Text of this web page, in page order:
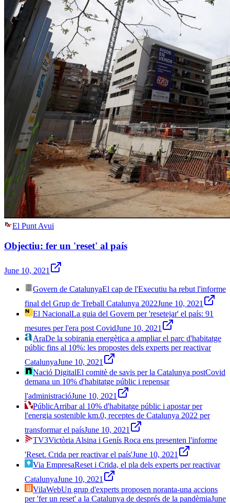
El Punt Avui
Objectiu: fer un 'reset' al país
June 10, 2021
Govern de CatalunyaEl cap de l'Executiu ha rebut l'informe
final del Grup de Treball Catalunya 2022June 10, 2021
El NacionalLa guia del Govern per 'resetejar' el país: 91
mesures per l'era post CovidJune 10, 2021
AraDe la sobirania energètica a ampliar el parc d'habitatge
públic fins al 10%: les propostes dels experts per reactivar
CatalunyaJune 10, 2021
Nació DigitalEl comitè de savis per la Catalunya postCovid
demana un 10% d'habitatge públic i repensar
l'administracióJune 10, 2021
PúblicArribar al 10% d'habitatge públic i apostar per
l'energia sostenible km.0, receptes de Catalunya 2022 per
transformar el paísJune 10, 2021
TV3Victòria Alsina i Genís Roca ens presenten l'informe
'Reset. Crida per reactivar el país'June 10, 2021
Via EmpresaReset i Crida, el pla dels experts per reactivar
CatalunyaJune 10, 2021
VilaWebUn grup d'experts proposen noranta-una accions
per 'fer un reset' a la Catalunya de després de la pandèmiaJune